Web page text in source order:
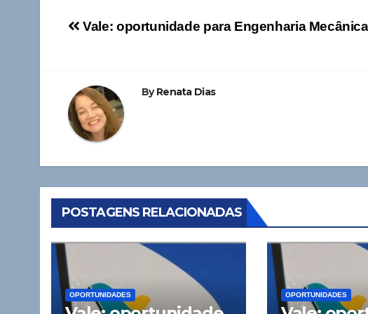
Navegação
Post
Vale: oportunidade para Engenharia Mecânica
ByRenata Dias
POSTAGENS RELACIONADAS
OPORTUNIDADES OPORTUNIDADES